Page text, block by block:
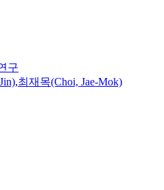
구
,최재목(Choi, Jae-Mok)